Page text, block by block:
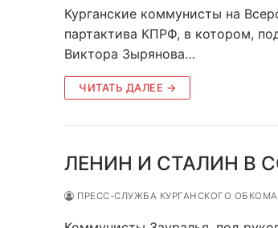
Курганские коммунисты на
партактива КПРФ, в котором,
Виктора Зырянова…
ЧИТАТЬ ДАЛЕЕ →
ЛЕНИН И СТАЛИН В
ПРЕСС-СЛУЖБА КУРГАНСКОГО